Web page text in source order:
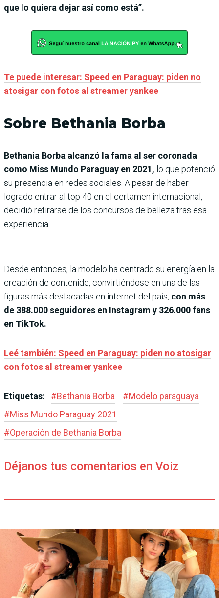
que lo quiera dejar así como está”.
Te puede interesar: Speed en Paraguay: piden no
atosigar con fotos al streamer yankee
Sobre Bethania Borba
Bethania Borba alcanzó la fama al ser coronada
como Miss Mundo Paraguay en 2021, lo que potenció
su presencia en redes sociales. A pesar de haber
logrado entrar al top 40 en el certamen internacional,
decidió retirarse de los concursos de belleza tras esa
experiencia.
Desde entonces, la modelo ha centrado su energía en la
creación de contenido, convirtiéndose en una de las
figuras más destacadas en internet del país, con más
de 388.000 seguidores en Instagram y 326.000 fans
en TikTok.
Leé también: Speed en Paraguay: piden no atosigar
con fotos al streamer yankee
Etiquetas: #Bethania Borba #Modelo paraguaya
#Miss Mundo Paraguay 2021
#Operación de Bethania Borba
Déjanos tus comentarios en Voiz